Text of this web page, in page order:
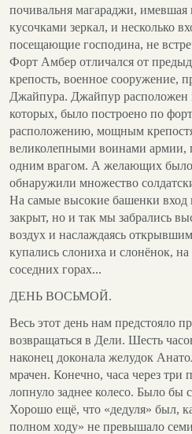
почивальня магараджи,
кусочками зеркал, и несколько
посещающие господина, не
Форт Амбер отличался от
крепость, военное сооружение,
Джайпура. Джайпур расположен
которых, было построено по
расположению, мощным
великолепными воинами армии,
одним врагом. А желающих
обнаружили множество
На самые высокие башенки вход
закрыт, но и так мы забрались
воздух и наслаждаясь
купались слониха и слонёнок,
соседних горах...
ДЕНЬ ВОСЬМОЙ.
Весь этот день нам предстояло
возвращаться в Дели. Шесть
наконец доконала желудок
мрачен. Конечно, часа через три
лопнуло заднее колесо. Было бы
Хорошо ещё, что «дедуля» был,
полном ходу» не превышало